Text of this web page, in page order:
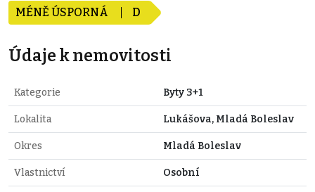
MÉNĚ ÚSPORNÁ D
Údaje k nemovitosti
Kategorie Byty 3+1
Lokalita Lukášova, Mladá Boleslav
Okres Mladá Boleslav
Vlastnictví Osobní